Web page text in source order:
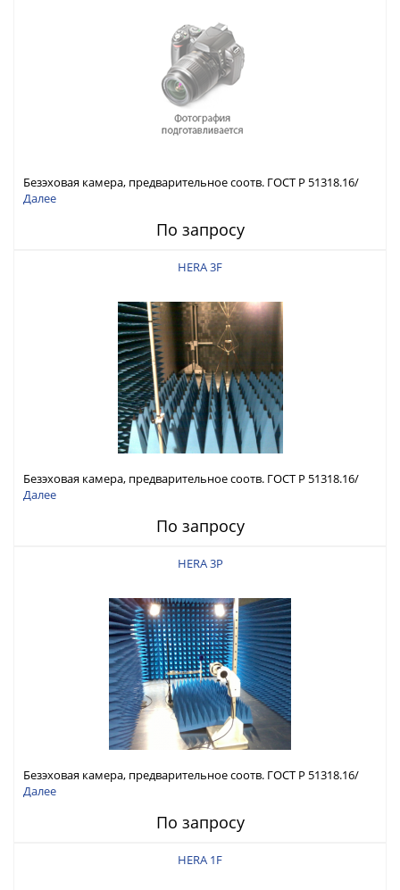
Безэховая камера, предварительное соотв. ГОСТ Р 51318.16/
ГОСТ Р 51317.4.3
Далее
По запросу
HERA 3F
Безэховая камера, предварительное соотв. ГОСТ Р 51318.16/
ГОСТ Р 51317.4.3
Далее
По запросу
HERA 3P
Безэховая камера, предварительное соотв. ГОСТ Р 51318.16/
ГОСТ Р 51317.4.3
Далее
По запросу
HERA 1F